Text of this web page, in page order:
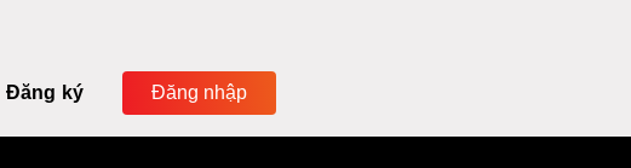
Đăng ký Đăng nhập